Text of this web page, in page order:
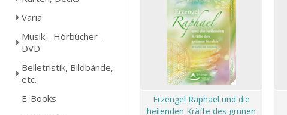
Varia
Musik - Hörbücher -
DVD
Belletristik, Bildbände,
etc.
E-Books
Erzengel Raphael und die
heilenden Kräfte des grünen